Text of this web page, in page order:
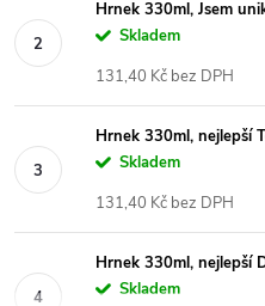
Hrnek 330ml, Jsem
Skladem
131,40 Kč bez DPH
Hrnek 330ml, nejlepší
Skladem
131,40 Kč bez DPH
Hrnek 330ml, nejlepší
Skladem